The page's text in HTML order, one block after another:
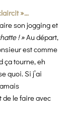
»…
son jogging et
! »Au départ,
est comme
ça tourne, eh
quoi. Si j’ai
de le faire avec